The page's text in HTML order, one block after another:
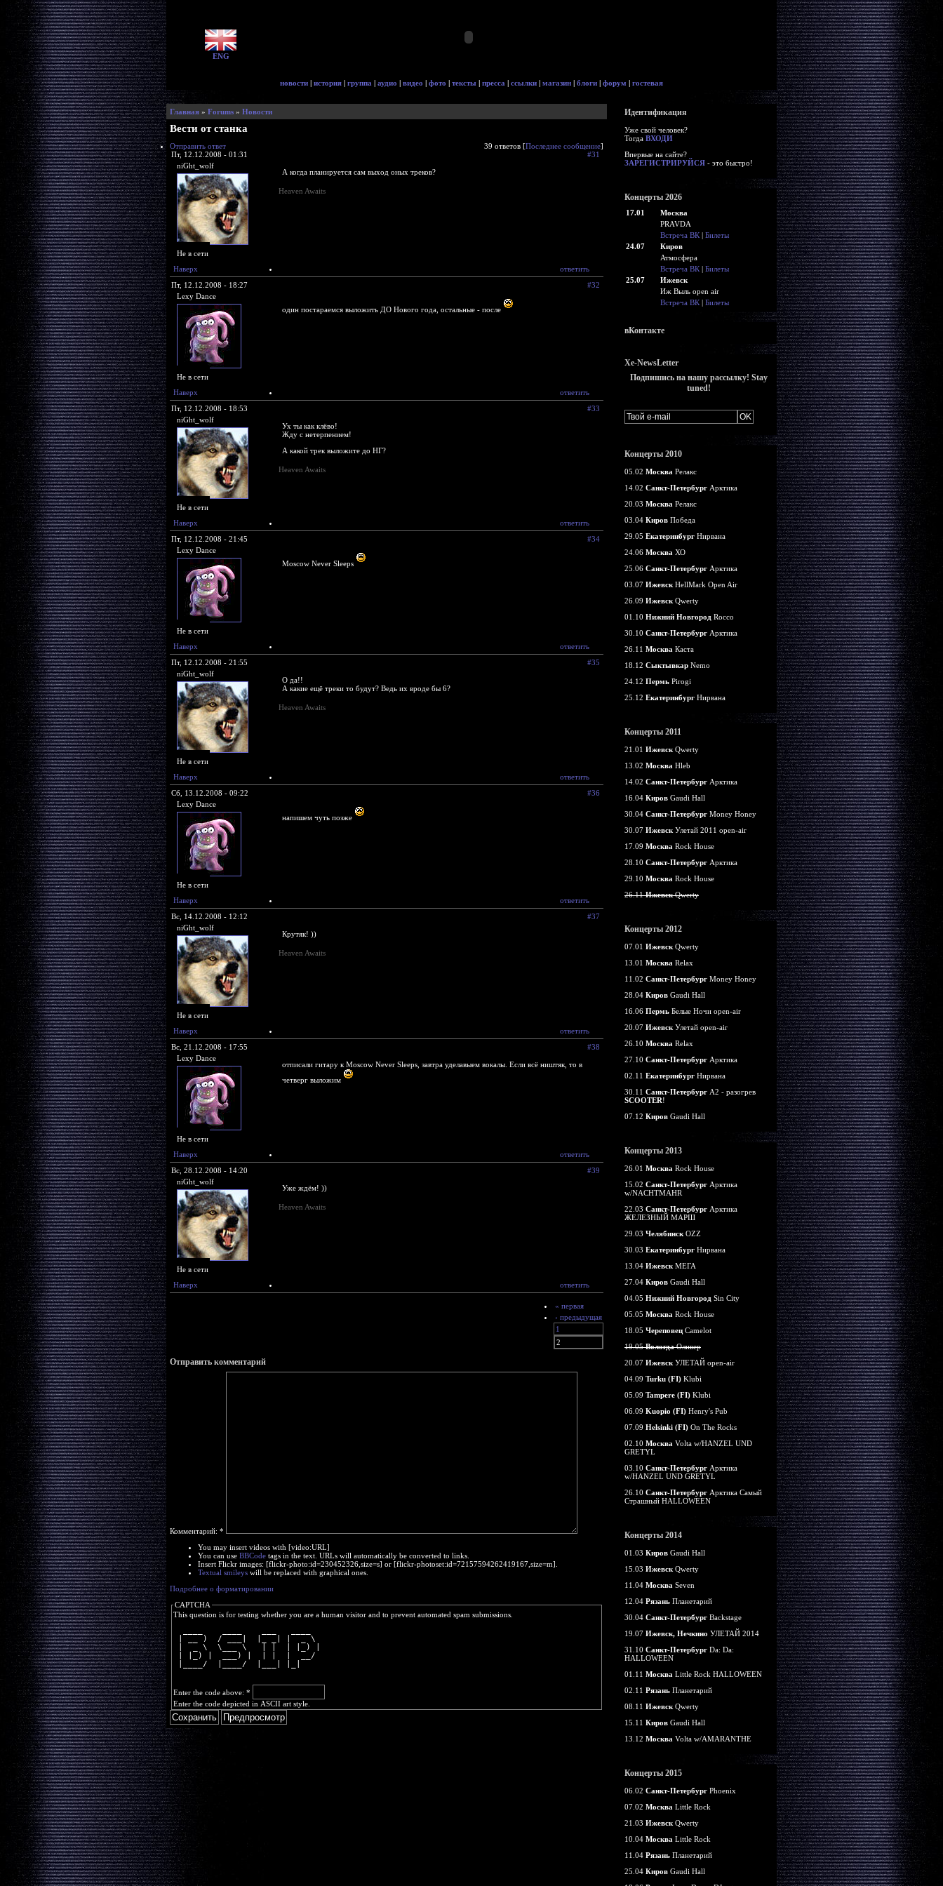
ENG
новости | история | группа | аудио | видео | фото | тексты | пресса | ссылки | магазин | блоги | форум | гостевая
Главная » Forums » Новости
Вести от станка
Отправить ответ 39 ответов [Последнее сообщение]
Пт, 12.12.2008 - 01:31
#31
niGht_wolf
Не в сети
А когда планируется сам выход оных треков?
Heaven Awaits
Наверх
ответить
Пт, 12.12.2008 - 18:27
#32
Lexy Dance
Не в сети
один постараемся выложить ДО Нового года, остальные - после
Наверх
ответить
Пт, 12.12.2008 - 18:53
#33
niGht_wolf
Не в сети
Ух ты как клёво!
Жду с нетерпением!
А какой трек выложите до НГ?
Heaven Awaits
Наверх
ответить
Пт, 12.12.2008 - 21:45
#34
Lexy Dance
Не в сети
Moscow Never Sleeps
Наверх
ответить
Пт, 12.12.2008 - 21:55
#35
niGht_wolf
Не в сети
О да!!
А какие ещё треки то будут? Ведь их вроде бы 6?
Heaven Awaits
Наверх
ответить
Сб, 13.12.2008 - 09:22
#36
Lexy Dance
Не в сети
напишем чуть позже
Наверх
ответить
Вс, 14.12.2008 - 12:12
#37
niGht_wolf
Не в сети
Крутяк! ))
Heaven Awaits
Наверх
ответить
Вс, 21.12.2008 - 17:55
#38
Lexy Dance
Не в сети
отписали гитару к Moscow Never Sleeps, завтра уделавыем вокалы. Если всё ништяк, то в
четверг выложим
Наверх
ответить
Вс, 28.12.2008 - 14:20
#39
niGht_wolf
Не в сети
Уже ждём! ))
Heaven Awaits
Наверх ответить
« первая
‹ предыдущая
1
2
Отправить комментарий
Комментарий: *
You may insert videos with [video:URL]
You can use BBCode tags in the text. URLs will automatically be converted to links.
Insert Flickr images: [flickr-photo:id=230452326,size=s] or [flickr-photoset:id=72157594262419167,size=m].
Textual smileys will be replaced with graphical ones.
Подробнее о форматировании
CAPTCHA
This question is for testing whether you are a human visitor and to prevent automated spam submissions.
| __ )  / ___|  |_ _| |  _ \
|  _ \  \___ \   | |  | |_) |
| |_) |  ___) |  | |  |  __/
|____/  |____/  |___| |_|
Enter the code above: *
Enter the code depicted in ASCII art style.
Идентификация
Уже свой человек?
Тогда ВХОДИ
Впервые на сайте?
ЗАРЕГИСТРИРУЙСЯ - это быстро!
Концерты 2026
17.01
Москва
PRAVDA
Встреча ВК | Билеты
24.07
Киров
Атмосфера
Встреча ВК | Билеты
25.07
Ижевск
Иж Выль open air
Встреча ВК | Билеты
вКонтакте
Xe-NewsLetter
Подпишись на нашу рассылку! Stay
tuned!
Концерты 2010
05.02 Москва Релакс
14.02 Санкт-Петербург Арктика
20.03 Москва Релакс
03.04 Киров Победа
29.05 Екатеринбург Нирвана
24.06 Москва ХО
25.06 Санкт-Петербург Арктика
03.07 Ижевск HellMark Open Air
26.09 Ижевск Qwerty
01.10 Нижний Новгород Rocco
30.10 Санкт-Петербург Арктика
26.11 Москва Каста
18.12 Сыктывкар Nemo
24.12 Пермь Pirogi
25.12 Екатеринбург Нирвана
Концерты 2011
21.01 Ижевск Qwerty
13.02 Москва Hleb
14.02 Санкт-Петербург Арктика
16.04 Киров Gaudi Hall
30.04 Санкт-Петербург Money Honey
30.07 Ижевск Улетай 2011 open-air
17.09 Москва Rock House
28.10 Санкт-Петербург Арктика
29.10 Москва Rock House
26.11ИжевскQwerty
Концерты 2012
07.01 Ижевск Qwerty
13.01 Москва Relax
11.02 Санкт-Петербург Money Honey
28.04 Киров Gaudi Hall
16.06 Пермь Белые Ночи open-air
20.07 Ижевск Улетай open-air
26.10 Москва Relax
27.10 Санкт-Петербург Арктика
02.11 Екатеринбург Нирвана
30.11 Санкт-Петербург А2 - разогрев
SCOOTER!
07.12 Киров Gaudi Hall
Концерты 2013
26.01 Москва Rock House
15.02 Санкт-Петербург Арктика
w/NACHTMAHR
22.03 Санкт-Петербург Арктика
ЖЕЛЕЗНЫЙ МАРШ
29.03 Челябинск OZZ
30.03 Екатеринбург Нирвана
13.04 Ижевск МЕГА
27.04 Киров Gaudi Hall
04.05 Нижний Новгород Sin City
05.05 Москва Rock House
18.05 Череповец Camelot
19.05ВологдаОливер
20.07 Ижевск УЛЕТАЙ open-air
04.09 Turku (FI) Klubi
05.09 Tampere (FI) Klubi
06.09 Kuopio (FI) Henry's Pub
07.09 Helsinki (FI) On The Rocks
02.10 Москва Volta w/HANZEL UND
GRETYL
03.10 Санкт-Петербург Арктика
w/HANZEL UND GRETYL
26.10 Санкт-Петербург Арктика Самый
Страшный HALLOWEEN
Концерты 2014
01.03 Киров Gaudi Hall
15.03 Ижевск Qwerty
11.04 Москва Seven
12.04 Рязань Планетарий
30.04 Санкт-Петербург Backstage
19.07 Ижевск, Нечкино УЛЕТАЙ 2014
31.10 Санкт-Петербург Da: Da:
HALLOWEEN
01.11 Москва Little Rock HALLOWEEN
02.11 Рязань Планетарий
08.11 Ижевск Qwerty
15.11 Киров Gaudi Hall
13.12 Москва Volta w/AMARANTHE
Концерты 2015
06.02 Санкт-Петербург Phoenix
07.02 Москва Little Rock
21.03 Ижевск Qwerty
10.04 Москва Little Rock
11.04 Рязань Планетарий
25.04 Киров Gaudi Hall